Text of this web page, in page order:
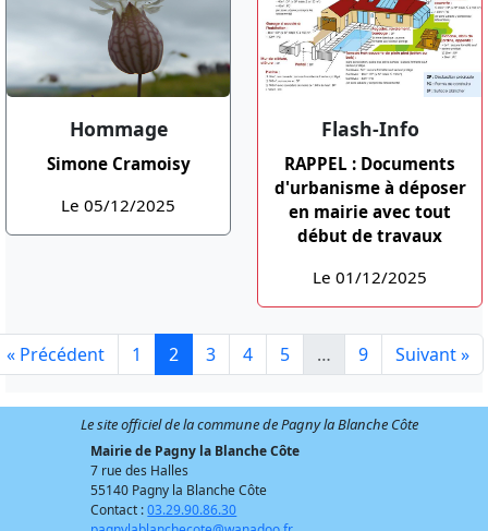
Hommage
Simone Cramoisy
Le 05/12/2025
Flash-Info
RAPPEL : Documents
d'urbanisme à déposer
en mairie avec tout
début de travaux
Le 01/12/2025
« Précédent 1 2 3 4 5 … 9 Suivant »
Le site officiel de la commune de Pagny la Blanche Côte
Mairie de Pagny la Blanche Côte
7 rue des Halles
55140 Pagny la Blanche Côte
Contact :03.29.90.86.30